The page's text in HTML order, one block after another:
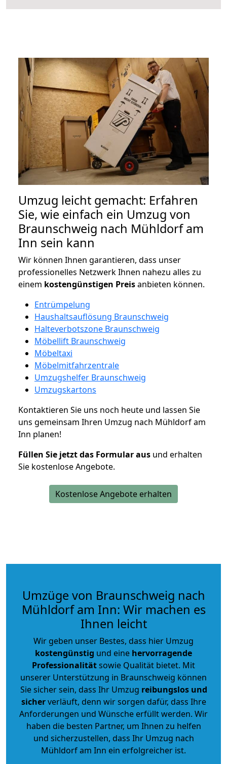
Umzug leicht gemacht: Erfahren
Sie, wie einfach ein Umzug von
Braunschweig nach Mühldorf am
Inn sein kann
Wir können Ihnen garantieren, dass unser
professionelles Netzwerk Ihnen nahezu alles zu
einem kostengünstigen Preisanbieten können.
Entrümpelung
Haushaltsauflösung Braunschweig
Halteverbotszone Braunschweig
Möbellift Braunschweig
Möbeltaxi
Möbelmitfahrzentrale
Umzugshelfer Braunschweig
Umzugskartons
Kontaktieren Sie uns noch heute und lassen Sie
uns gemeinsam Ihren Umzug nach Mühldorf am
Inn planen!
Füllen Sie jetzt das Formular aus und erhalten
Sie kostenlose Angebote.
Kostenlose Angebote erhalten
Umzüge von Braunschweig nach
Mühldorf am Inn: Wir machen es
Ihnen leicht
Wir geben unser Bestes, dass hier Umzug
kostengünstig und eine hervorragende
Professionalitätsowie Qualität bietet. Mit
unserer Unterstützung in Braunschweig können
Sie sicher sein, dass Ihr Umzug reibungslos und
sicherverläuft, denn wir sorgen dafür, dass Ihre
Anforderungen und Wünsche erfüllt werden. Wir
haben die besten Partner, um Ihnen zu helfen
und sicherzustellen, dass Ihr Umzug nach
Mühldorf am Inn ein erfolgreicher ist.